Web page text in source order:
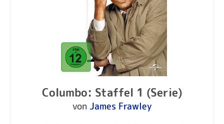
Columbo: Staffel 1 (Serie)
von James Frawley